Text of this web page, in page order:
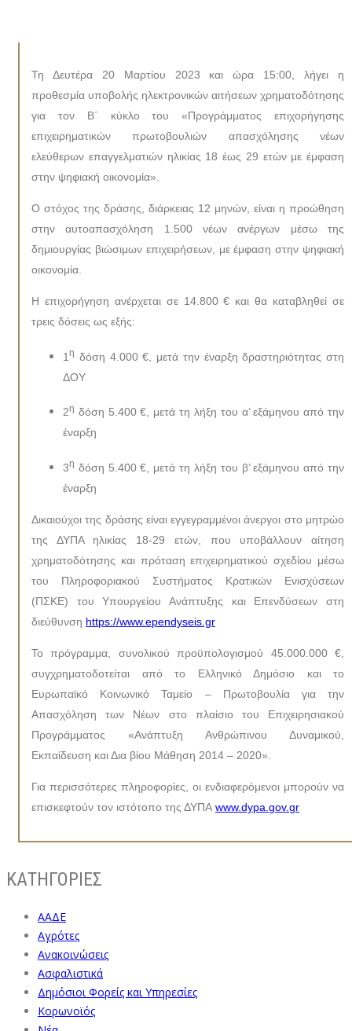
Τη Δευτέρα 20 Μαρτίου 2023 και ώρα 15:00, λήγει η
προθεσμία υποβολής ηλεκτρονικών αιτήσεων χρηματοδότησης
για τον Β΄ κύκλο του «Προγράμματος επιχορήγησης
επιχειρηματικών πρωτοβουλιών απασχόλησης νέων
ελεύθερων επαγγελματιών ηλικίας 18 έως 29 ετών με έμφαση
στην ψηφιακή οικονομία».
Ο στόχος της δράσης, διάρκειας 12 μηνών, είναι η προώθηση
στην αυτοαπασχόληση 1.500 νέων ανέργων μέσω της
δημιουργίας βιώσιμων επιχειρήσεων, με έμφαση στην ψηφιακή
οικονομία.
Η επιχορήγηση ανέρχεται σε 14.800 € και θα καταβληθεί σε
τρεις δόσεις ως εξής:
1 η δόση 4.000 €, μετά την έναρξη δραστηριότητας στη
ΔΟΥ
2η δόση 5.400 €, μετά τη λήξη του α’ εξάμηνου από την
έναρξη
3η δόση 5.400 €, μετά τη λήξη του β’ εξάμηνου από την
έναρξη
Δικαιούχοι της δράσης είναι εγγεγραμμένοι άνεργοι στο μητρώο
της ΔΥΠΑ ηλικίας 18-29 ετών, που υποβάλλουν αίτηση
χρηματοδότησης και πρόταση επιχειρηματικού σχεδίου μέσω
του Πληροφοριακού Συστήματος Κρατικών Ενισχύσεων
(ΠΣΚΕ) του Υπουργείου Ανάπτυξης και Επενδύσεων στη
διεύθυνση https://www.ependyseis.gr
Το πρόγραμμα, συνολικού προϋπολογισμού 45.000.000 €,
συγχρηματοδοτείται από το Ελληνικό Δημόσιο και το
Ευρωπαϊκό Κοινωνικό Ταμείο – Πρωτοβουλία για την
Απασχόληση των Νέων στο πλαίσιο του Επιχειρησιακού
Προγράμματος «Ανάπτυξη Ανθρώπινου Δυναμικού,
Εκπαίδευση και Δια βίου Μάθηση 2014 – 2020».
Για περισσότερες πληροφορίες, οι ενδιαφερόμενοι μπορούν να
επισκεφτούν τον ιστότοπο της ΔΥΠΑ www.dypa gov.gr
ΚΑΤΗΓΟΡΙΕΣ
ΑΑΔΕ
Αγρότες
Ανακοινώσεις
Ασφαλιστικά
Δημόσιοι Φορείς και Υπηρεσίες
Κορωνοϊός